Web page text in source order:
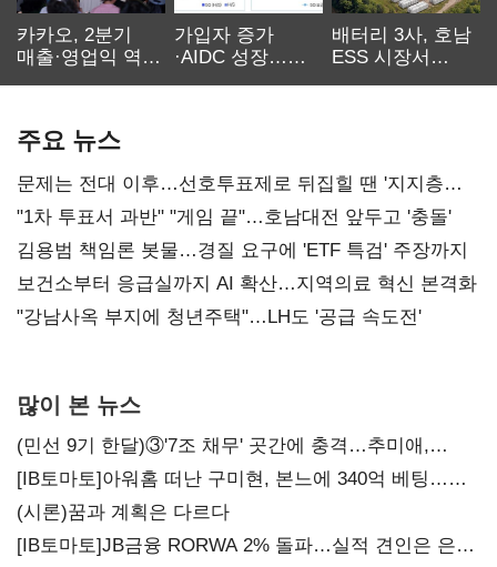
카카오, 2분기
매출·영업익 역대
가입자 증가
·AIDC 성장…
배터리 3사, 호남
ESS 시장서
주요 뉴스
문제는 전대 이후…선호투표제로 뒤집힐 땐 '지지층
불복'
"1차 투표서 과반" "게임 끝"…호남대전 앞두고 '충돌'
김용범 책임론 봇물…경질 요구에 'ETF 특검' 주장까지
보건소부터 응급실까지 AI 확산…지역의료 혁신 본격화
"강남사옥 부지에 청년주택"…LH도 '공급 속도전'
많이 본 뉴스
(민선 9기 한달)③'7조 채무' 곳간에 충격…추미애,
20년만에 '비상재정' 선언 승부수
[IB토마토]아워홈 떠난 구미현, 본느에 340억 베팅…
가족 지배체제 구축
(시론)꿈과 계획은 다르다
[IB토마토]JB금융 RORWA 2% 돌파…실적 견인은 은행